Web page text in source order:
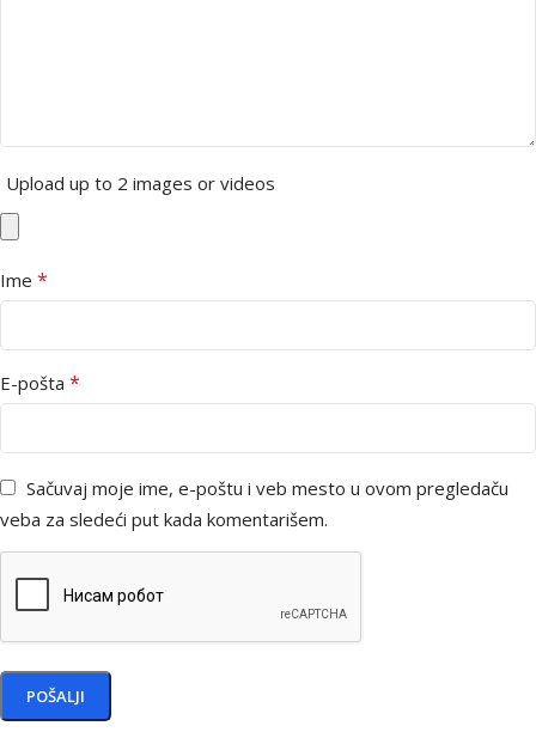
Upload up to 2 images or videos
Ime *
E-pošta *
Sačuvaj moje ime, e-poštu i veb mesto u ovom pregledaču
veba za sledeći put kada komentarišem.